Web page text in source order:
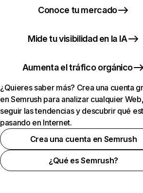
Conoce tu mercado
Mide tu visibilidad en la IA
Aumenta el tráfico orgánico
¿Quieres saber más? Crea una cuenta
en Semrush para analizar cualquier
seguir las tendencias y descubrir qué
pasando en Internet.
Crea una cuenta en Semrush
¿Qué es Semrush?